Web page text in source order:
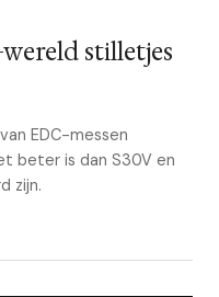
stilletjes
EDC-messen
beter is dan S30V en
zijn.